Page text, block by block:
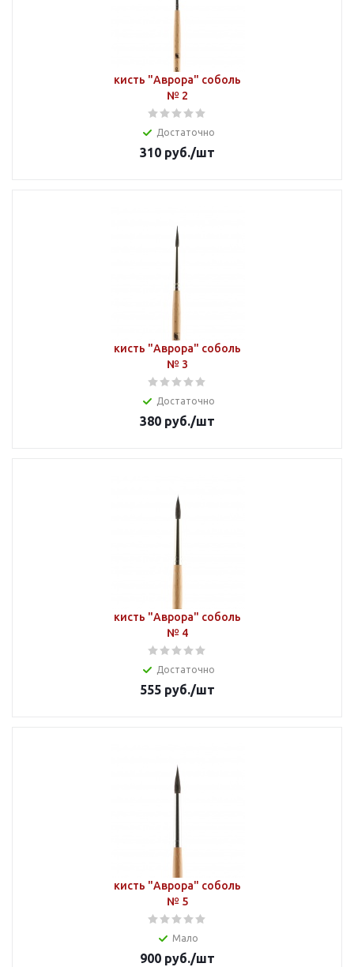
кисть "Аврора" соболь
№ 2
Достаточно
310 руб./шт
кисть "Аврора" соболь
№ 3
Достаточно
380 руб./шт
кисть "Аврора" соболь
№ 4
Достаточно
555 руб./шт
кисть "Аврора" соболь
№ 5
Мало
900 руб./шт